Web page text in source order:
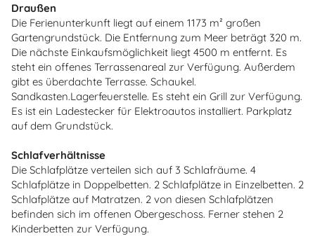
Draußen
Die Ferienunterkunft liegt auf einem 1173 m² großen
Gartengrundstück. Die Entfernung zum Meer beträgt 320 m.
Die nächste Einkaufsmöglichkeit liegt 4500 m entfernt. Es
steht ein offenes Terrassenareal zur Verfügung. Außerdem
gibt es überdachte Terrasse. Schaukel.
Sandkasten.Lagerfeuerstelle. Es steht ein Grill zur Verfügung.
Es ist ein Ladestecker für Elektroautos installiert. Parkplatz
auf dem Grundstück.
Schlafverhältnisse
Die Schlafplätze verteilen sich auf 3 Schlafräume. 4
Schlafplätze in Doppelbetten. 2 Schlafplätze in Einzelbetten. 2
Schlafplätze auf Matratzen. 2 von diesen Schlafplätzen
befinden sich im offenen Obergeschoss. Ferner stehen 2
Kinderbetten zur Verfügung.